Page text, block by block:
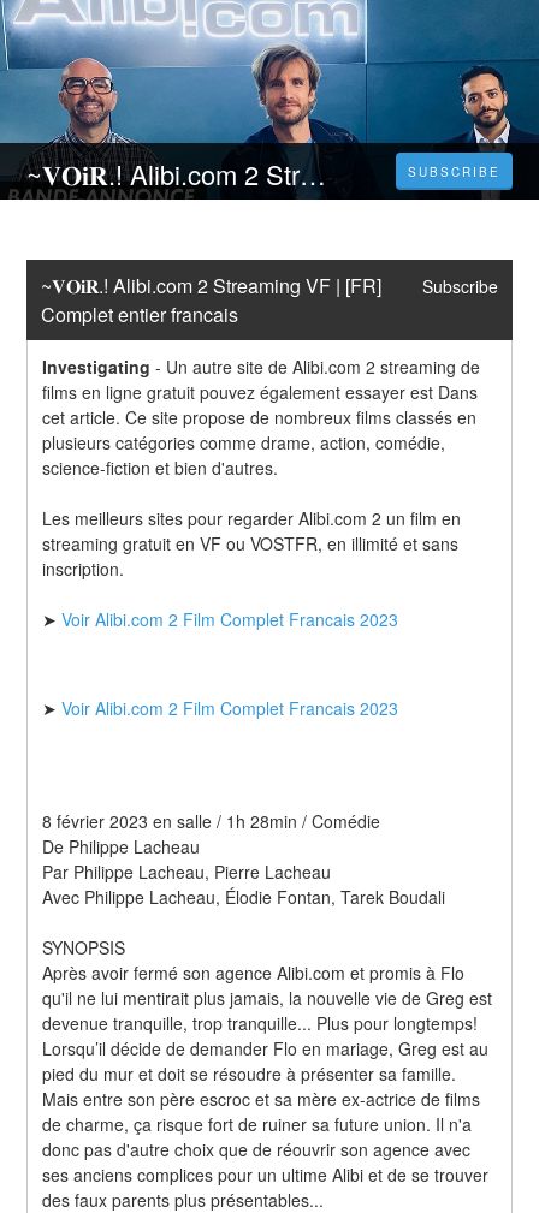
~𝐕𝐎𝐢𝐑.! Alibi.com 2 Streaming VF | [FR] Complet entier francais SUBSCRIBE
~𝐕𝐎𝐢𝐑.! Alibi.com 2 Streaming VF | [FR]
Complet entier francais
Subscribe
Investigating - Un autre site de Alibi.com 2 streaming de
films en ligne gratuit pouvez également essayer est Dans
cet article. Ce site propose de nombreux films classés en
plusieurs catégories comme drame, action, comédie,
science-fiction et bien d'autres.
Les meilleurs sites pour regarder Alibi.com 2 un film en
streaming gratuit en VF ou VOSTFR, en illimité et sans
inscription.
➤ Voir Alibi.com 2 Film Complet Francais 2023
➤ Voir Alibi.com 2 Film Complet Francais 2023
8 février 2023 en salle / 1h 28min / Comédie
De Philippe Lacheau
Par Philippe Lacheau, Pierre Lacheau
Avec Philippe Lacheau, Élodie Fontan, Tarek Boudali
SYNOPSIS
Après avoir fermé son agence Alibi.com et promis à Flo
qu'il ne lui mentirait plus jamais, la nouvelle vie de Greg est
devenue tranquille, trop tranquille... Plus pour longtemps!
Lorsqu’il décide de demander Flo en mariage, Greg est au
pied du mur et doit se résoudre à présenter sa famille.
Mais entre son père escroc et sa mère ex-actrice de films
de charme, ça risque fort de ruiner sa future union. Il n'a
donc pas d'autre choix que de réouvrir son agence avec
ses anciens complices pour un ultime Alibi et de se trouver
des faux parents plus présentables...